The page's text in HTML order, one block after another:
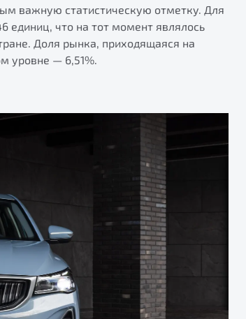
важную статистическую отметку. Для
единиц, что на тот момент являлось
Доля рынка, приходящаяся на
уровне — 6,51%.